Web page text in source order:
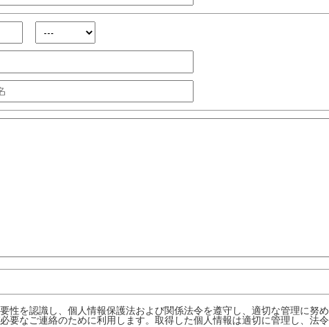
を認識し、個人情報保護法および関係法令を遵守し、適切な管理に努め
なご連絡のために利用します。取得した個人情報は適切に管理し、法令